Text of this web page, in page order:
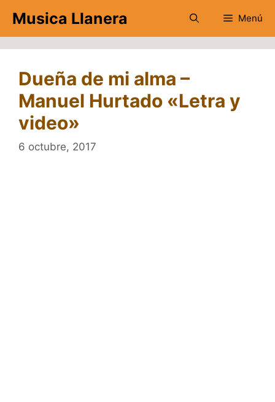
contenido
Musica Llanera Menú
Dueña de mi alma –
Manuel Hurtado «Letra y
video»
6 octubre, 2017